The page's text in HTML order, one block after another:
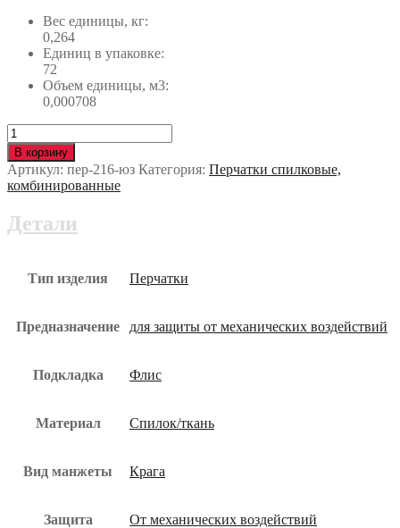
Вес единицы, кг:
0,264
Единиц в упаковке:
72
Объем единицы, м3:
0,000708
Количество
Перчатки
СИБИРЬ
+
пер-216-
В корзину
Артикул: пер-216-юз Категория: Перчатки спилковые,
комбинированные
Детали
Тип изделия Перчатки
Предназначение для защиты от механических воздействий
Подкладка Флис
Материал Спилок/ткань
Вид манжеты Крага
Защита От механических воздействий